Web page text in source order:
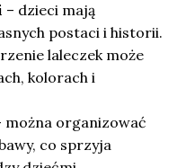
– dzieci mają
postaci i historii.
laleczek może
kolorach i
można organizować
co sprzyja